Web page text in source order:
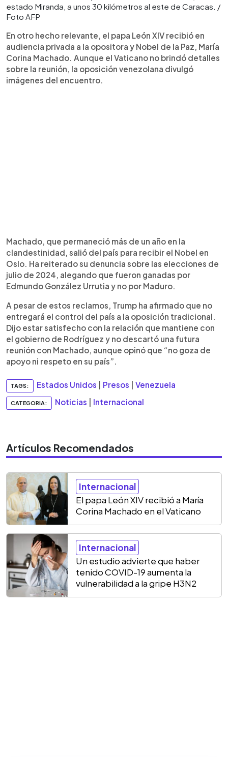
estado Miranda, a unos 30 kilómetros al este de Caracas. /
Foto AFP
En otro hecho relevante, el papa León XIV recibió en
audiencia privada a la opositora y Nobel de la Paz, María
Corina Machado. Aunque el Vaticano no brindó detalles
sobre la reunión, la oposición venezolana divulgó
imágenes del encuentro.
Machado, que permaneció más de un año en la
clandestinidad, salió del país para recibir el Nobel en
Oslo. Ha reiterado su denuncia sobre las elecciones de
julio de 2024, alegando que fueron ganadas por
Edmundo González Urrutia y no por Maduro.
A pesar de estos reclamos, Trump ha afirmado que no
entregará el control del país a la oposición tradicional.
Dijo estar satisfecho con la relación que mantiene con
el gobierno de Rodríguez y no descartó una futura
reunión con Machado, aunque opinó que “no goza de
apoyo ni respeto en su país”.
TAGS: Estados Unidos Presos Venezuela
CATEGORIA: Noticias Internacional
Artículos Recomendados
Internacional
El papa León XIV recibió a María
Corina Machado en el Vaticano
Internacional
Un estudio advierte que haber
tenido COVID-19 aumenta la
vulnerabilidad a la gripe H3N2